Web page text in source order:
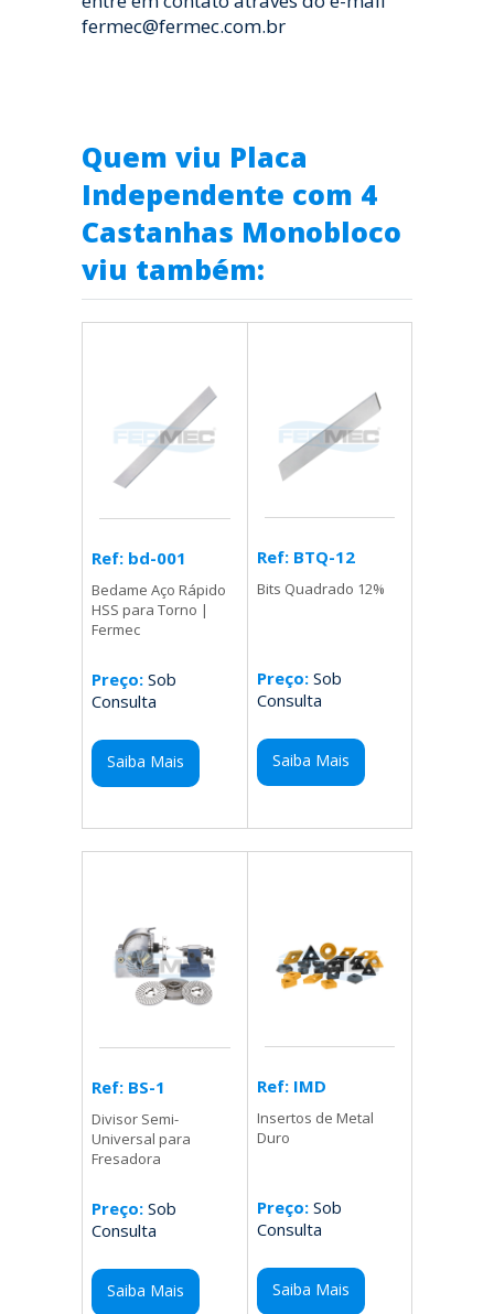
fermec@fermec.com.br
Quem viu Placa
Independente com 4
Castanhas Monobloco
viu também:
Ref: bd-001
Bedame Aço Rápido
HSS para Torno |
Fermec
Preço: Sob
Consulta
Saiba Mais
Ref: BTQ-12
Bits Quadrado 12%
Preço:Sob
Consulta
Saiba Mais
Ref: BS-1
Divisor Semi-
Universal para
Fresadora
Preço: Sob
Consulta
Saiba Mais
Ref: IMD
Insertos de Metal
Duro
Preço:Sob
Consulta
Saiba Mais